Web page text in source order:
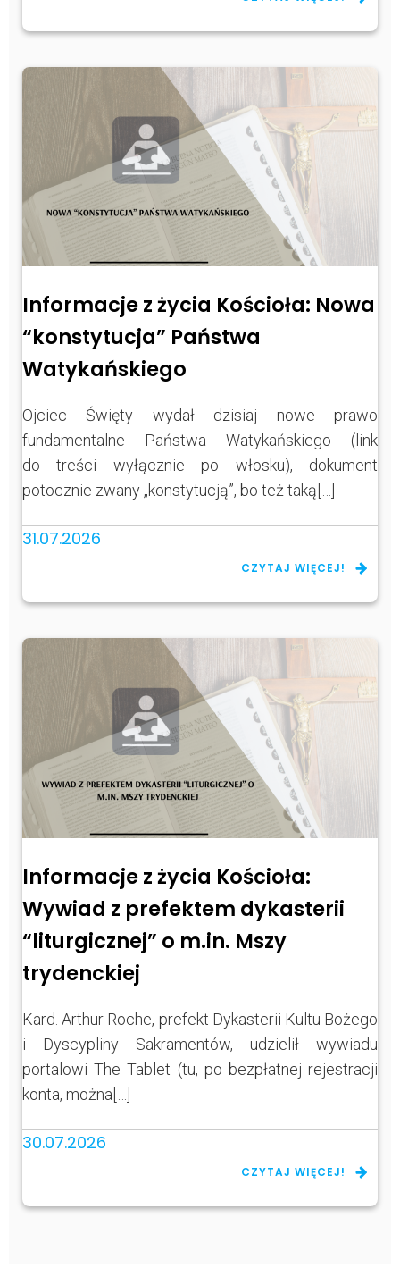
Informacje z życia Kościoła: Nowa
“konstytucja” Państwa
Watykańskiego
Ojciec Święty wydał dzisiaj nowe prawo
fundamentalne Państwa Watykańskiego (link
do treści wyłącznie po włosku), dokument
potocznie zwany „konstytucją”, bo też taką[…]
31.07.2026
CZYTAJ WIĘCEJ!
Informacje z życia Kościoła:
Wywiad z prefektem dykasterii
“liturgicznej” o m.in. Mszy
trydenckiej
Kard. Arthur Roche, prefekt Dykasterii Kultu Bożego
i Dyscypliny Sakramentów, udzielił wywiadu
portalowi The Tablet (tu, po bezpłatnej rejestracji
konta, można[…]
30.07.2026
CZYTAJ WIĘCEJ!